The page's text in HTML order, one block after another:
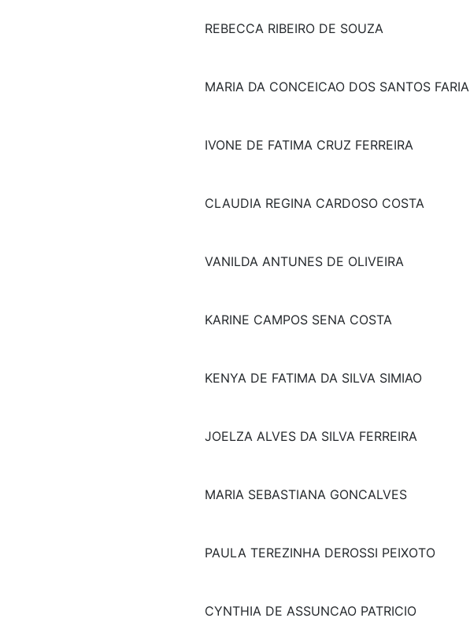
REBECCA RIBEIRO DE SOUZA
MARIA DA CONCEICAO DOS SANTOS FARIA
IVONE DE FATIMA CRUZ FERREIRA
CLAUDIA REGINA CARDOSO COSTA
VANILDA ANTUNES DE OLIVEIRA
KARINE CAMPOS SENA COSTA
KENYA DE FATIMA DA SILVA SIMIAO
JOELZA ALVES DA SILVA FERREIRA
MARIA SEBASTIANA GONCALVES
PAULA TEREZINHA DEROSSI PEIXOTO
CYNTHIA DE ASSUNCAO PATRICIO